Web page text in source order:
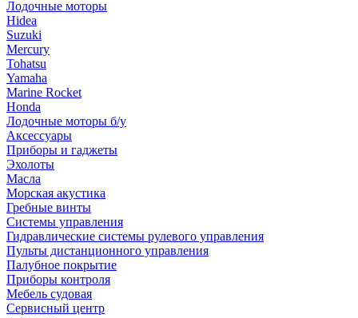
Лодочные моторы
Hidea
Suzuki
Mercury
Tohatsu
Yamaha
Marine Rocket
Honda
Лодочные моторы б/у
Аксессуары
Приборы и гаджеты
Эхолоты
Масла
Морская акустика
Гребные винты
Системы управления
Гидравлические системы рулевого управления
Пульты дистанционного управления
Палубное покрытие
Приборы контроля
Мебель судовая
Сервисный центр